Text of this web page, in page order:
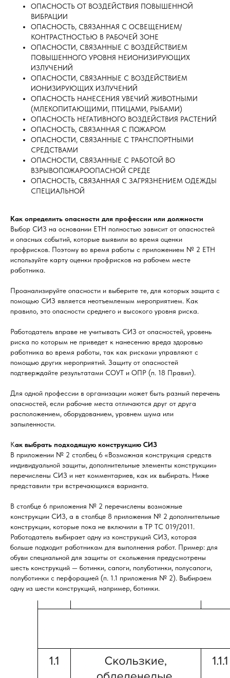
ОПАСНОСТЬ ОТ ВОЗДЕЙСТВИЯ ПОВЫШЕННОЙ
ВИБРАЦИИ
ОПАСНОСТЬ, СВЯЗАННАЯ С ОСВЕЩЕНИЕМ/
КОНТРАСТНОСТЬЮ В РАБОЧЕЙ ЗОНЕ
ОПАСНОСТИ, СВЯЗАННЫЕ С ВОЗДЕЙСТВИЕМ
ПОВЫШЕННОГО УРОВНЯ НЕИОНИЗИРУЮЩИХ
ИЗЛУЧЕНИЙ
ОПАСНОСТИ, СВЯЗАННЫЕ С ВОЗДЕЙСТВИЕМ
ИОНИЗИРУЮЩИХ ИЗЛУЧЕНИЙ
ОПАСНОСТЬ НАНЕСЕНИЯ УВЕЧИЙ ЖИВОТНЫМИ
(МЛЕКОПИТАЮЩИМИ, ПТИЦАМИ, РЫБАМИ)
ОПАСНОСТЬ НЕГАТИВНОГО ВОЗДЕЙСТВИЯ РАСТЕНИЙ
ОПАСНОСТЬ, СВЯЗАННАЯ С ПОЖАРОМ
ОПАСНОСТИ, СВЯЗАННЫЕ С ТРАНСПОРТНЫМИ
СРЕДСТВАМИ
ОПАСНОСТИ, СВЯЗАННЫЕ С РАБОТОЙ ВО
ВЗРЫВОПОЖАРООПАСНОЙ СРЕДЕ
ОПАСНОСТЬ, СВЯЗАННАЯ С ЗАГРЯЗНЕНИЕМ ОДЕЖДЫ
СПЕЦИАЛЬНОЙ
Как определить опасности для профессии или должности
Выбор СИЗ на основании ЕТН полностью зависит от опасностей
и опасных событий, которые выявили во время оценки
профрисков. Поэтому во время работы с приложением № 2 ЕТН
используйте карту оценки профрисков на рабочем месте
работника.
Проанализируйте опасности и выберите те, для которых защита с
помощью СИЗ является неотъемлемым мероприятием. Как
правило, это опасности среднего и высокого уровня риска.
Работодатель вправе не учитывать СИЗ от опасностей, уровень
риска по которым не приведет к нанесению вреда здоровью
работника во время работы, так как рисками управляют с
помощью других мероприятий. Защиту от опасностей
подтверждайте результатами СОУТ и ОПР (п. 18 Правил).
Для одной профессии в организации может быть разный перечень
опасностей, если рабочие места отличаются друг от друга
расположением, оборудованием, уровнем шума или
запыленности.
Как выбрать подходящую конструкцию СИЗ
В приложении № 2 столбец 6 «Возможная конструкция средств
индивидуальной защиты, дополнительные элементы конструкции»
перечислены СИЗ и нет комментариев, как их выбирать. Ниже
представили три встречающихся варианта.
В столбце 6 приложения № 2 перечислены возможные
конструкции СИЗ, а в столбце 8 приложения № 2 дополнительные
конструкции, которые пока не включили в ТР ТС 019/2011.
Работодатель выбирает одну из конструкций СИЗ, которая
больше подходит работникам для выполнения работ. Пример: для
обуви специальной для защиты от скольжения предусмотрены
шесть конструкций — ботинки, сапоги, полуботинки, полусапоги,
полуботинки с перфорацией (п. 1.1 приложения № 2). Выбираем
одну из шести конструкций, например, ботинки.